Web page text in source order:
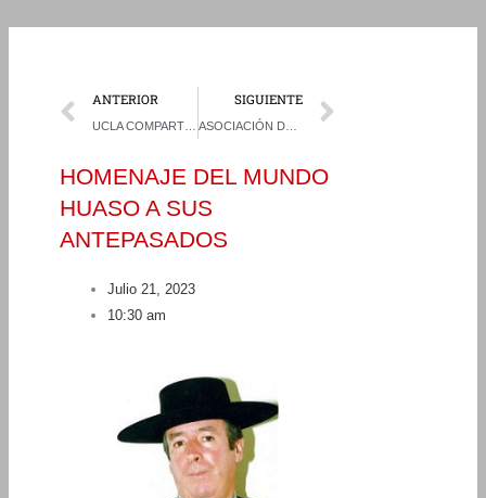
Prev
ANTERIOR SIGUIENTE
ASOCIACIÓN DE RODEO LIMARÍ DISFRUTÓ EN AMENA PREMIACIÓN
HOMENAJE DEL MUNDO
HUASO A SUS
ANTEPASADOS
Julio 21, 2023
10:30 am